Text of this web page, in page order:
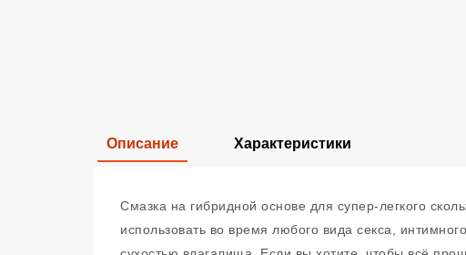
Описание Характеристики
Смазка на гибридной основе для супер-легкого
использовать во время любого вида секса,